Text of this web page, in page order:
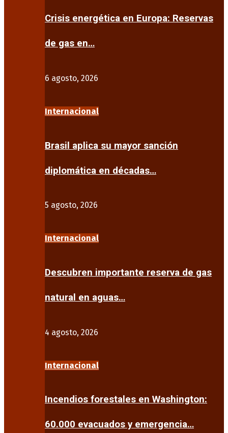
Crisis energética en Europa: Reservas
de gas en…
6 agosto, 2026
Internacional
Brasil aplica su mayor sanción
diplomática en décadas…
5 agosto, 2026
Internacional
Descubren importante reserva de gas
natural en aguas…
4 agosto, 2026
Internacional
Incendios forestales en Washington:
60.000 evacuados y emergencia…